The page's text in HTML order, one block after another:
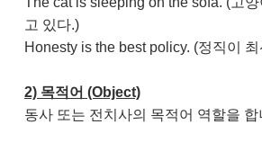
고 있다.)
Honesty is the best policy. (정직이
2) 목적어 (Object)
동사 또는 전치사의 목적어 역할을 합